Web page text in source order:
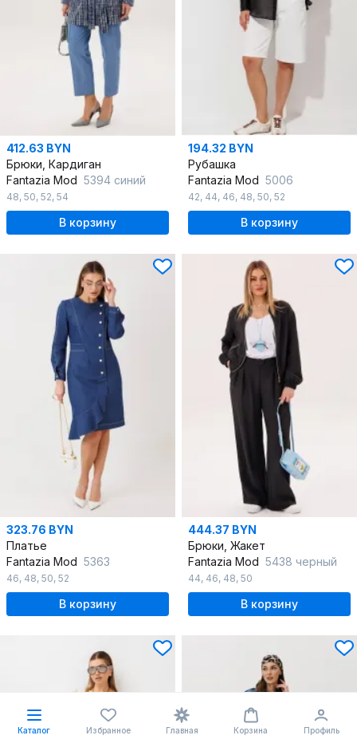
412.63 BYN
Брюки, Кардиган
Fantazia Mod 5394 синий
48, 50, 52, 54
В корзину
194.32 BYN
Рубашка
Fantazia Mod 5006
42, 44, 46, 48, 50, 52
В корзину
323.76 BYN
Платье
Fantazia Mod 5363
46, 48, 50, 52
В корзину
444.37 BYN
Брюки, Жакет
Fantazia Mod 5438 черный
44, 46, 48, 50
В корзину
Каталог Избранное Главная Корзина Профиль